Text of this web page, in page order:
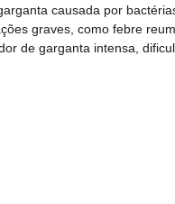
causada por
graves, como febre
de garganta intensa,